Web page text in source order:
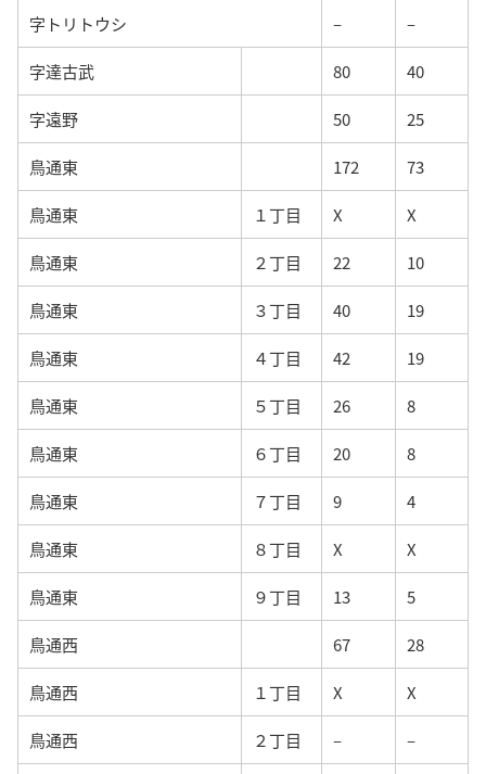
字トリトウシ – –
字達古武 80 40
字遠野 50 25
鳥通東 172 73
鳥通東 １丁目 X X
鳥通東 ２丁目 22 10
鳥通東 ３丁目 40 19
鳥通東 ４丁目 42 19
鳥通東 ５丁目 26 8
鳥通東 ６丁目 20 8
鳥通東 ７丁目 9 4
鳥通東 ８丁目 X X
鳥通東 ９丁目 13 5
鳥通西 67 28
鳥通西 １丁目 X X
鳥通西 ２丁目 – –